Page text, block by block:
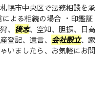
幌市中央区で法務相談を承
よる相続の場合 ・印鑑証
、 後志、空知、胆振、日高
登記、遺言、 会社設立、家
いましたら、お気軽にお問